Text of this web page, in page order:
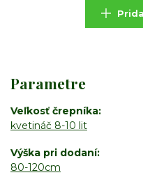
Parametre
Veľkosť črepníka
kvetináč 8-10 lit
Výška pri dodaní
80-120cm